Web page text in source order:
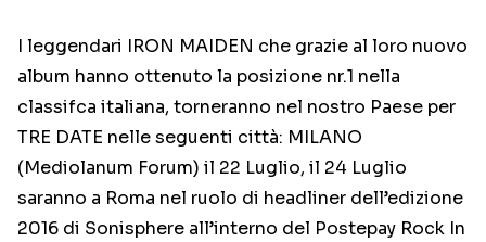
I leggendari IRON MAIDEN che grazie al loro nuovo
album hanno ottenuto la posizione nr.1 nella
classifca italiana, torneranno nel nostro Paese per
TRE DATE nelle seguenti città: MILANO
(Mediolanum Forum) il 22 Luglio, il 24 Luglio
saranno a Roma nel ruolo di headliner dell’edizione
2016 di Sonisphere all’interno del Postepay Rock In